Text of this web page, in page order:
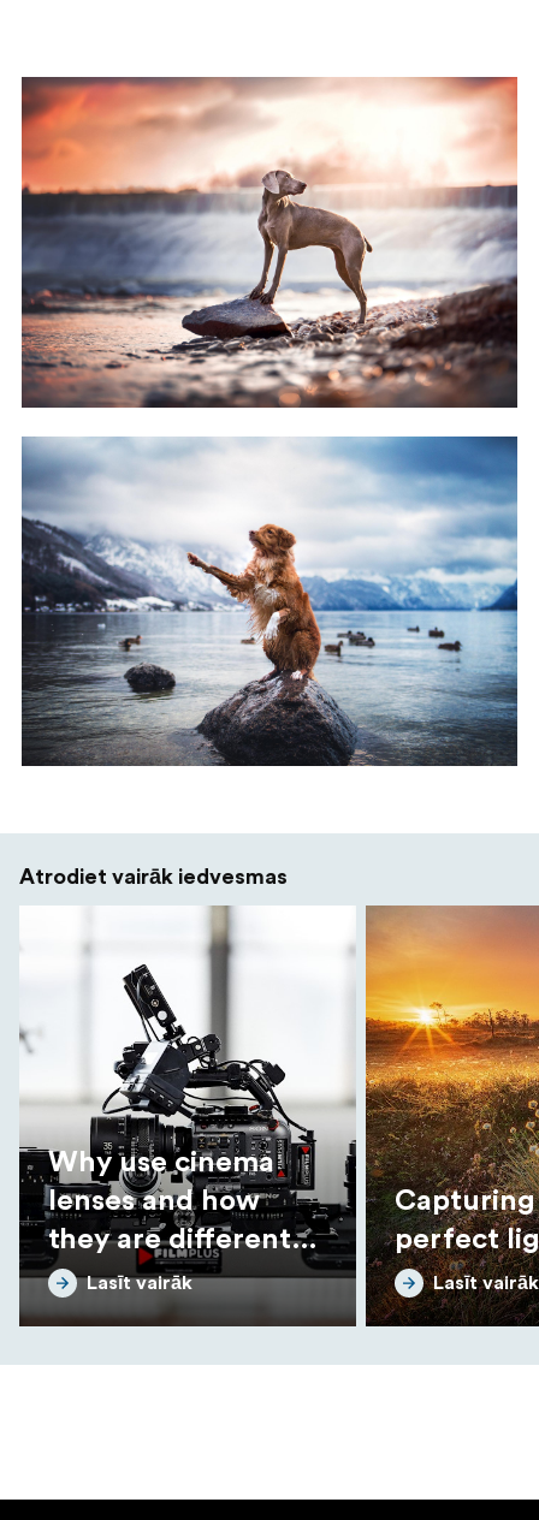
Atrodiet vairāk iedvesmas
Why use cinema
lenses and how
they are different
from photo lenses
Lasīt vairāk
perfect
Lasīt vairāk